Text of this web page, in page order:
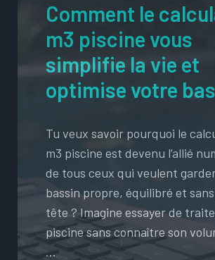
Comment le
m3 piscine vous
simplifie la vie et
optimise votre
Tu veux savoir pourquoi le
m3 piscine est devenu l’allié
de tous ceux qui veulent
bassin propre, équilibré et
tête ? Imagine essayer de
piscine sans connaître son
…